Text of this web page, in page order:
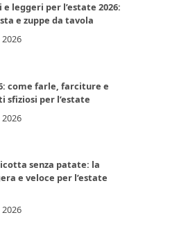
leggeri per l’estate 2026:
e zuppe da tavola
come farle, farciture e
sfiziosi per l’estate
senza patate: la
e veloce per l’estate